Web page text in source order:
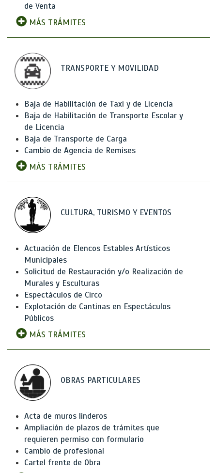
de Venta
MÁS TRÁMITES
TRANSPORTE Y MOVILIDAD
Baja de Habilitación de Taxi y de Licencia
Baja de Habilitación de Transporte Escolar y
de Licencia
Baja de Transporte de Carga
Cambio de Agencia de Remises
MÁS TRÁMITES
CULTURA, TURISMO Y EVENTOS
Actuación de Elencos Estables Artísticos
Municipales
Solicitud de Restauración y/o Realización de
Murales y Esculturas
Espectáculos de Circo
Explotación de Cantinas en Espectáculos
Públicos
MÁS TRÁMITES
OBRAS PARTICULARES
Acta de muros linderos
Ampliación de plazos de trámites que
requieren permiso con formulario
Cambio de profesional
Cartel frente de Obra